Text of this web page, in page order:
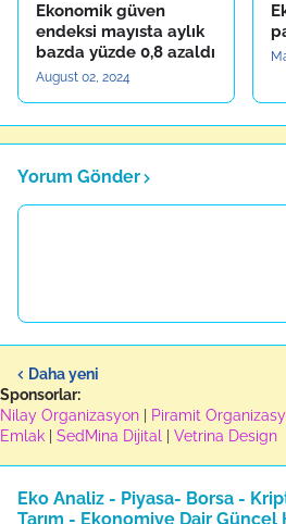
Ekonomik güven
endeksi mayısta aylık
bazda yüzde 0,8 azaldı
August 02, 2024
Yorum Gönder
Daha yeni
Sponsorlar:
Nilay Organizasyon
Piramit
Emlak
SedMina Dijital Vetrina Design
Eko Analiz - Piyasa- Borsa -
Tarım - Ekonomiye Dair Güncel